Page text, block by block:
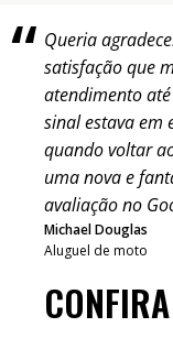
Queria
satisfação que
atendimento
sinal estava em
quando voltar
uma nova e
avaliação no
Michael Douglas
Aluguel de moto